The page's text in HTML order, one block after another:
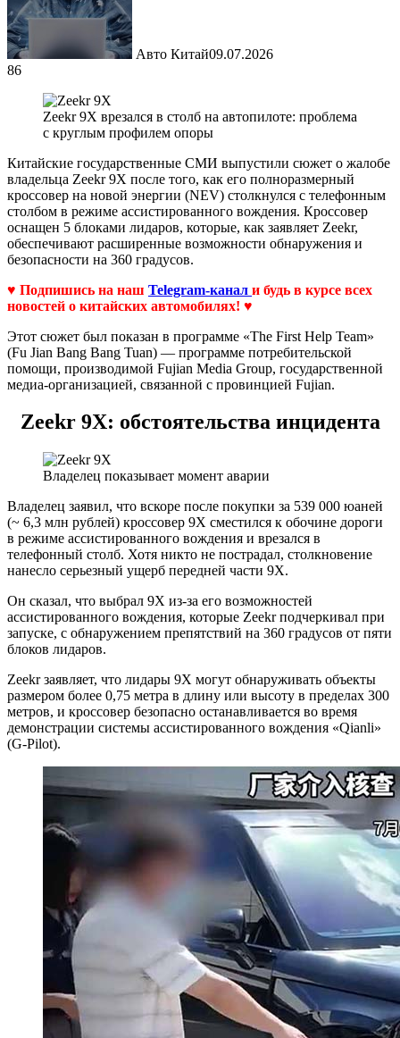
Авто Китай09.07.2026
86
Zeekr 9X врезался в столб на автопилоте: проблема
с круглым профилем опоры
Китайские государственные СМИ выпустили сюжет о жалобе
владельца Zeekr 9X после того, как его полноразмерный
кроссовер на новой энергии (NEV) столкнулся с телефонным
столбом в режиме ассистированного вождения. Кроссовер
оснащен 5 блоками лидаров, которые, как заявляет Zeekr,
обеспечивают расширенные возможности обнаружения и
безопасности на 360 градусов.
♥ Подпишись на наш Telegram-канал и будь в курсе всех
новостей о китайских автомобилях! ♥
Этот сюжет был показан в программе «The First Help Team»
(Fu Jian Bang Bang Tuan) — программе потребительской
помощи, производимой Fujian Media Group, государственной
медиа-организацией, связанной с провинцией Fujian.
Zeekr 9X: обстоятельства инцидента
Владелец показывает момент аварии
Владелец заявил, что вскоре после покупки за 539 000 юаней
(~ 6,3 млн рублей) кроссовер 9X сместился к обочине дороги
в режиме ассистированного вождения и врезался в
телефонный столб. Хотя никто не пострадал, столкновение
нанесло серьезный ущерб передней части 9X.
Он сказал, что выбрал 9X из-за его возможностей
ассистированного вождения, которые Zeekr подчеркивал при
запуске, с обнаружением препятствий на 360 градусов от пяти
блоков лидаров.
Zeekr заявляет, что лидары 9X могут обнаруживать объекты
размером более 0,75 метра в длину или высоту в пределах 300
метров, и кроссовер безопасно останавливается во время
демонстрации системы ассистированного вождения «Qianli»
(G-Pilot).